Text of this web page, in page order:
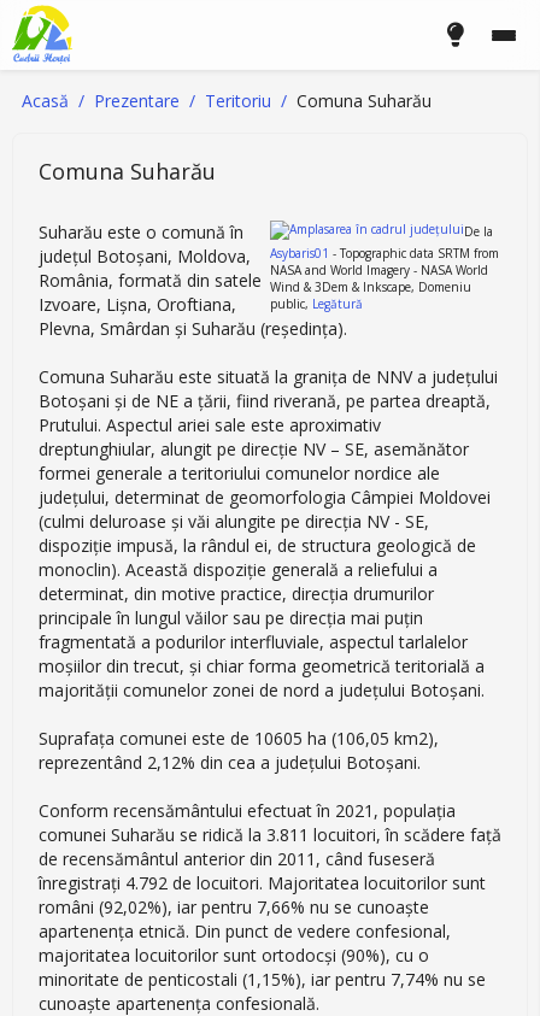
Acasă Prezentare Teritoriu Comuna Suharău
Comuna Suharău
De la
Asybaris01 - Topographic data SRTM from
NASA and World Imagery - NASA World
Wind & 3Dem & Inkscape, Domeniu
public, Legătură
Suharău este o comună în
județul Botoșani, Moldova,
România, formată din satele
Izvoare, Lișna, Oroftiana,
Plevna, Smârdan și Suharău (reședința).
Comuna Suharău este situată la granița de NNV a județului
Botoșani și de NE a țării, fiind riverană, pe partea dreaptă,
Prutului. Aspectul ariei sale este aproximativ
dreptunghiular, alungit pe direcție NV – SE, asemănător
formei generale a teritoriului comunelor nordice ale
județului, determinat de geomorfologia Câmpiei Moldovei
(culmi deluroase și văi alungite pe direcția NV - SE,
dispoziție impusă, la rândul ei, de structura geologică de
monoclin). Această dispoziție generală a reliefului a
determinat, din motive practice, direcția drumurilor
principale în lungul văilor sau pe direcția mai puțin
fragmentată a podurilor interfluviale, aspectul tarlalelor
moșiilor din trecut, și chiar forma geometrică teritorială a
majorității comunelor zonei de nord a județului Botoșani.
Suprafața comunei este de 10605 ha (106,05 km2),
reprezentând 2,12% din cea a județului Botoșani.
Conform recensământului efectuat în 2021, populația
comunei Suharău se ridică la 3.811 locuitori, în scădere față
de recensământul anterior din 2011, când fuseseră
înregistrați 4.792 de locuitori. Majoritatea locuitorilor sunt
români (92,02%), iar pentru 7,66% nu se cunoaște
apartenența etnică. Din punct de vedere confesional,
majoritatea locuitorilor sunt ortodocși (90%), cu o
minoritate de penticostali (1,15%), iar pentru 7,74% nu se
cunoaște apartenența confesională.